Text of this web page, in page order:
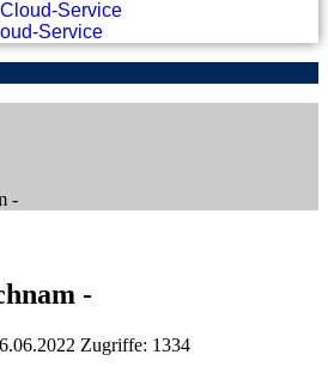
Service
-
-
Zugriffe: 1334